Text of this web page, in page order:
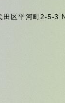
田区平河町2-5-3